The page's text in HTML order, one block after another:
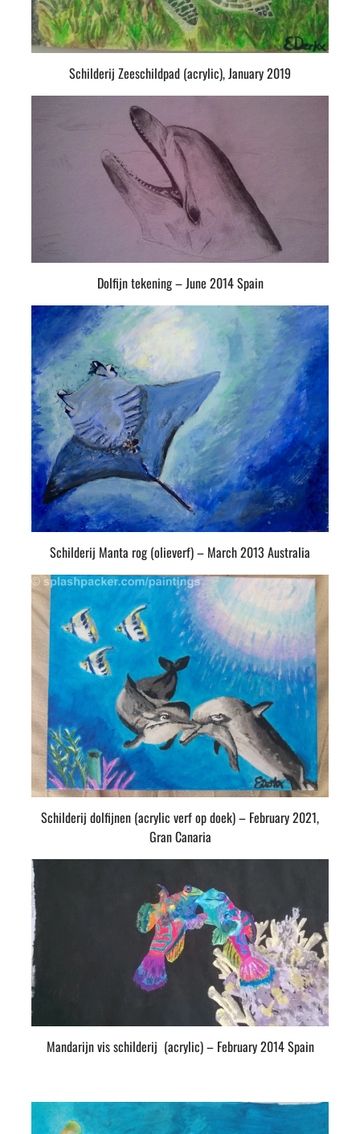
Schilderij Zeeschildpad (acrylic), January 2019
Dolfijn tekening – June 2014 Spain
Schilderij Manta rog (olieverf) – March 2013 Australia
Schilderij dolfijnen (acrylic verf op doek) – February 2021,
Gran Canaria
Mandarijn vis schilderij (acrylic) – February 2014 Spain